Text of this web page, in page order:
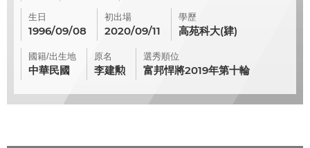
生日
1996/09/08
初出場
2020/09/11
學歷
高苑科大(肄)
國籍/出生地
中華民國
原名
李建勲
選秀順位
富邦悍將2019年第十輪